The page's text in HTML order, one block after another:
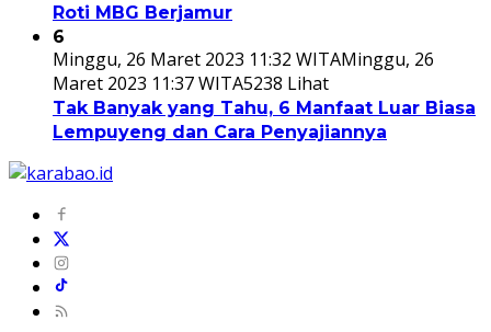
Roti MBG Berjamur
6
Minggu, 26 Maret 2023 11:32 WITAMinggu, 26
Maret 2023 11:37 WITA5238 Lihat
Tak Banyak yang Tahu, 6 Manfaat Luar Biasa
Lempuyeng dan Cara Penyajiannya